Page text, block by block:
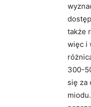
także
więc i
300-
się za